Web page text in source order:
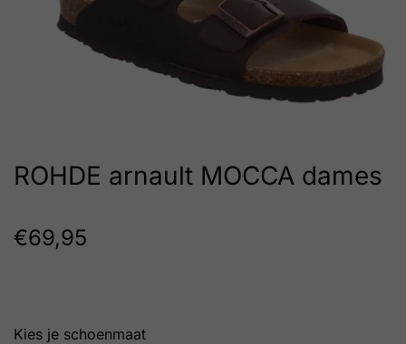
ROHDE arnault MOCCA dames
€69,95
schoenmaat